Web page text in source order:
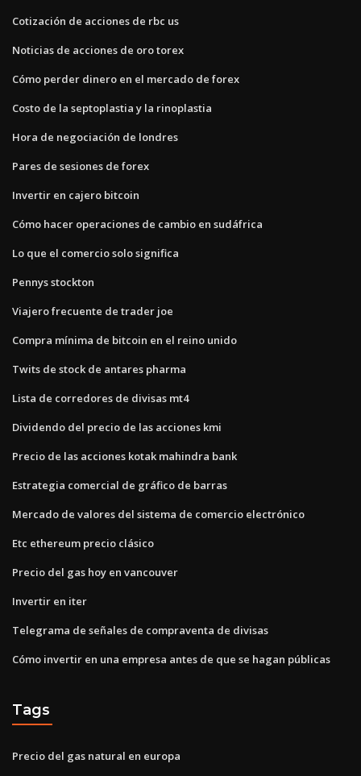
Cotización de acciones de rbc us
Noticias de acciones de oro torex
Cómo perder dinero en el mercado de forex
Costo de la septoplastia y la rinoplastia
Hora de negociación de londres
Pares de sesiones de forex
Invertir en cajero bitcoin
Cómo hacer operaciones de cambio en sudáfrica
Lo que el comercio solo significa
Pennys stockton
Viajero frecuente de trader joe
Compra mínima de bitcoin en el reino unido
Twits de stock de antares pharma
Lista de corredores de divisas mt4
Dividendo del precio de las acciones kmi
Precio de las acciones kotak mahindra bank
Estrategia comercial de gráfico de barras
Mercado de valores del sistema de comercio electrónico
Etc ethereum precio clásico
Precio del gas hoy en vancouver
Invertir en iter
Telegrama de señales de compraventa de divisas
Cómo invertir en una empresa antes de que se hagan públicas
Tags
Precio del gas natural en europa